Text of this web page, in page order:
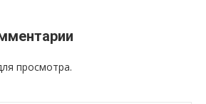
просмотра.